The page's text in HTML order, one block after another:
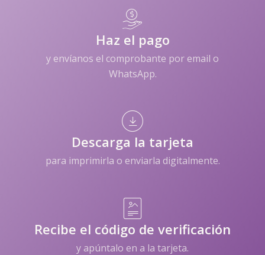
Haz el pago
y envíanos el comprobante por email o
WhatsApp.
Descarga la tarjeta
para imprimirla o enviarla digitalmente.
Recibe el código de verificación
y apúntalo en a la tarjeta.